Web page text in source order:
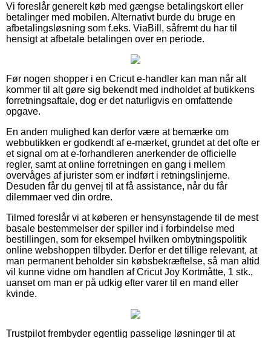
Vi foreslår generelt køb med gængse betalingskort eller
betalinger med mobilen. Alternativt burde du bruge en
afbetalingsløsning som f.eks. ViaBill, såfremt du har til
hensigt at afbetale betalingen over en periode.
Før nogen shopper i en Cricut e-handler kan man når alt
kommer til alt gøre sig bekendt med indholdet af butikkens
forretningsaftale, dog er det naturligvis en omfattende
opgave.
En anden mulighed kan derfor være at bemærke om
webbutikken er godkendt af e-mærket, grundet at det ofte er
et signal om at e-forhandleren anerkender de officielle
regler, samt at online forretningen en gang i mellem
overvåges af jurister som er indført i retningslinjerne.
Desuden får du genvej til at få assistance, når du får
dilemmaer ved din ordre.
Tilmed foreslår vi at køberen er hensynstagende til de mest
basale bestemmelser der spiller ind i forbindelse med
bestillingen, som for eksempel hvilken ombytningspolitik
online webshoppen tilbyder. Derfor er det tillige relevant, at
man permanent beholder sin købsbekræftelse, så man altid
vil kunne vidne om handlen af Cricut Joy Kortmåtte, 1 stk.,
uanset om man er på udkig efter varer til en mand eller
kvinde.
Trustpilot frembyder egentlig passelige løsninger til at